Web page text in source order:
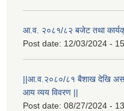
आ.व. २०८१/८२ बजेट तथा
Post date: 12/03/2024 -
||आ.व.२०८०/८१ बैशाख देखि
आय व्यय विवरण ||
Post date: 08/27/2024 -